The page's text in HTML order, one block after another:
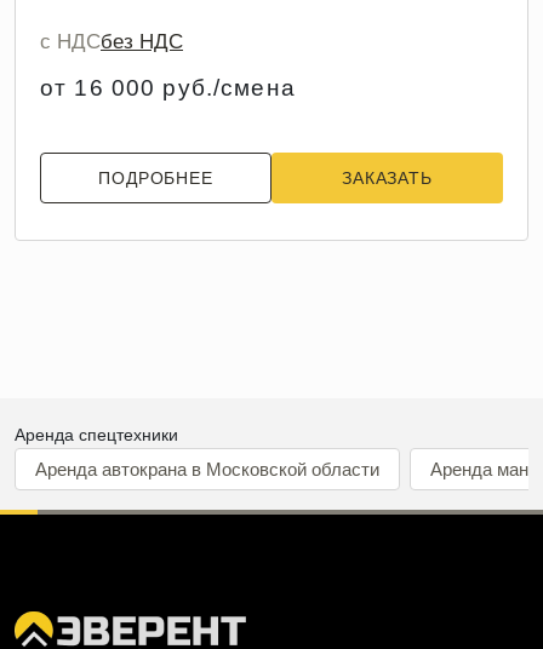
с НДСбез НДС
от 16 000 руб./смена
ПОДРОБНЕЕ ЗАКАЗАТЬ
Аренда спецтехники
Аренда автокрана в Московской области Аренда